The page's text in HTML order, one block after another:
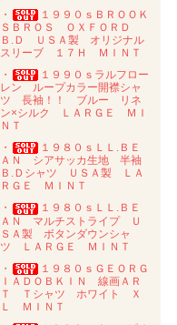
・
１９９０ｓＢＲＯＯＫ
ＳＢＲＯＳ ＯＸＦＯＲＤ
Ｂ.Ｄ ＵＳＡ製 オリジナル
スリーブ １７Ｈ ＭＩＮＴ
・
１９９０ｓラルフロー
レン ループカラー開襟シャ
ツ 長袖！！ ブルー リネ
ン×シルク ＬＡＲＧＥ ＭＩ
ＮＴ
・
１９８０ｓＬＬ.ＢＥ
ＡＮ シアサッカ生地 半袖
Ｂ.Ｄシャツ ＵＳＡ製 ＬＡ
ＲＧＥ ＭＩＮＴ
・
１９８０ｓＬＬ.ＢＥ
ＡＮ マルチストライプ Ｕ
ＳＡ製 ボタンダウンシャ
ツ ＬＡＲＧＥ ＭＩＮＴ
・
１９８０ｓＧＥＯＲＧ
ＩＡＤＯＢＫＩＮ 線画ＡＲ
Ｔ Ｔシャツ ホワイト Ｘ
Ｌ ＭＩＮＴ